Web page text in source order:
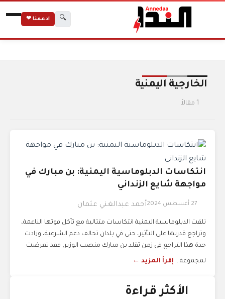
🔍 ادعمنا ❤
الخارجية اليمنية
1 مقالاً
انتكاسات الدبلوماسية اليمنية: بن مبارك في
مواجهة شايع الزنداني
27 أغسطس 2024 أحمد عبدالغني عثمان
تلقت الدبلوماسية اليمنية انتكاسات متتالية مع تآكل قوتها الناعمة،
وتراجع قدرتها على التأثير، حتى في بلدان تحالف دعم الشرعية، وزادت
حدة هذا التراجع في زمن تقلد بن مبارك منصب الوزير، فقد تعرضت
لمجموعة... إقرأ المزيد ←
الأكثر قراءة